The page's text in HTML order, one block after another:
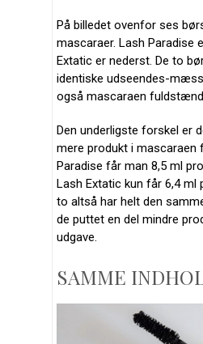
På billedet ovenfor ses
mascaraer. Lash Paradise
Extatic er nederst. De to
identiske udseendes-
også mascaraen
Den underligste forskel er
mere produkt i mascaraen
Paradise får man 8,5 ml
Lash Extatic kun får 6,4 ml
to altså har helt den
de puttet en del mindre
udgave.
SAMME